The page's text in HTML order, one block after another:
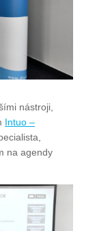
nástroji,
Intuo –
na agendy